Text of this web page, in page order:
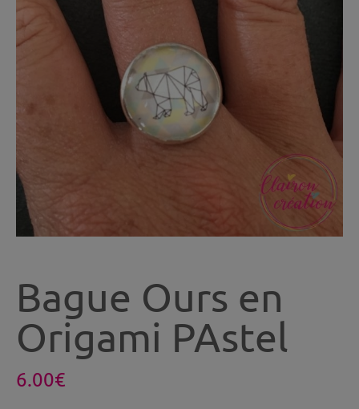
Bague Ours en
Origami PAstel
6.00€